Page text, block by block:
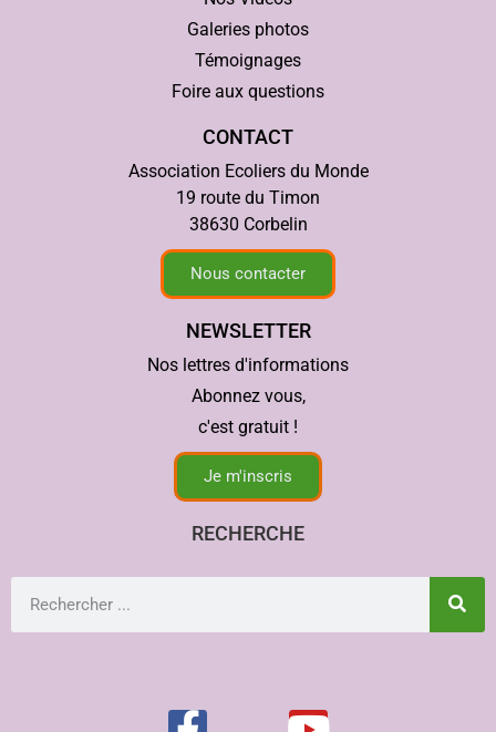
Galeries photos
Témoignages
Foire aux questions
CONTACT
Association Ecoliers du Monde
19 route du Timon
38630 Corbelin
Nous contacter
NEWSLETTER
Nos lettres d'informations
Abonnez vous,
c'est gratuit !
Je m'inscris
RECHERCHE